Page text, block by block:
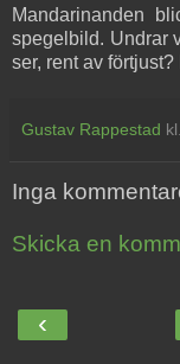
Mandarinanden
spegelbild. Undrar
ser, rent av
Gustav Rappestad kl.
Inga
Skicka en
‹